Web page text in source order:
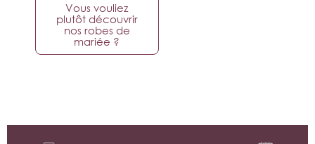
Vous vouliez
plutôt découvrir
nos robes de
mariée ?